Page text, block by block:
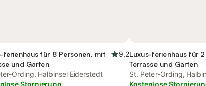
ferienhaus für 8 Personen, mit
und Garten
9,2
Ording, Halbinsel Eiderstedt
Stornierung
Luxus-ferienhaus für
Terrasse und Garten
St. Peter-Ording,
Kostenlose